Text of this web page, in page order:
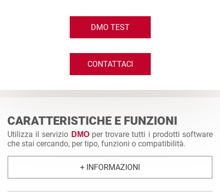
DMO TEST
CONTATTACI
CARATTERISTICHE E FUNZIONI
Utilizza il servizio DMO per trovare tutti i prodotti software
che stai cercando, per tipo, funzioni o compatibilità.
+ INFORMAZIONI